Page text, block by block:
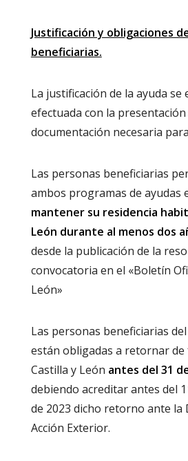
Justificación y obligaciones
beneficiarias.
La justificación de la ayuda se
efectuada con la presentación
documentación necesaria
Las personas beneficiarias
ambos programas de ayudas
mantener su residencia
León durante al menos dos
desde la publicación de la
convocatoria en el «Boletín
León»
Las personas beneficiarias del
están obligadas a retornar de
Castilla y León antes del 31
debiendo acreditar antes del
de 2023 dicho retorno ante la
Acción Exterior.